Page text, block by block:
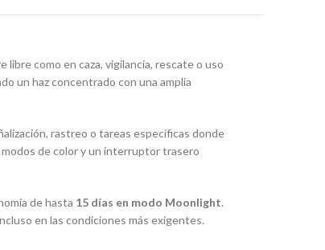
como en caza, vigilancia, rescate o uso
un haz concentrado con una amplia
rastreo o tareas específicas donde
de color y un interruptor trasero
de hasta 15 días en modo Moonlight.
en las condiciones más exigentes.